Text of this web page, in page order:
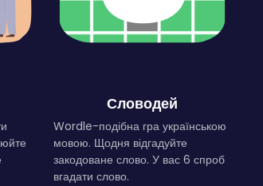
Словодей
Wordle-подібна гра українською
мовою. Щодня відгадуйте
закодоване слово. У вас 6 спроб
вгадати слово.